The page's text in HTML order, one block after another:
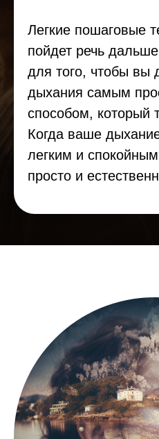
Легкие пошаговые
пойдет речь
для того, чтобы вы
дыхания са­мым
способом, который
Когда ваше
легким и
просто и